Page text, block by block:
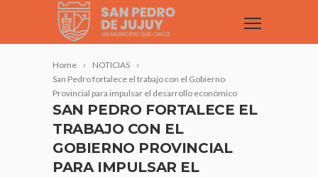
Home
NOTICIAS
San Pedro fortalece el trabajo con el Gobierno
Provincial para impulsar el desarrollo económico
SAN PEDRO FORTALECE EL
TRABAJO CON EL
GOBIERNO PROVINCIAL
PARA IMPULSAR EL